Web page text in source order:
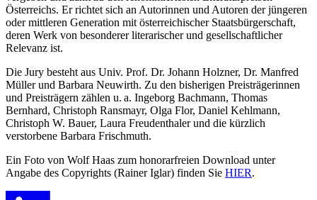
Österreichs. Er richtet sich an Autorinnen und Autoren der jüngeren
oder mittleren Generation mit österreichischer Staatsbürgerschaft,
deren Werk von besonderer literarischer und gesellschaftlicher
Relevanz ist.
Die Jury besteht aus Univ. Prof. Dr. Johann Holzner, Dr. Manfred
Müller und Barbara Neuwirth. Zu den bisherigen Preisträgerinnen
und Preisträgern zählen u. a. Ingeborg Bachmann, Thomas
Bernhard, Christoph Ransmayr, Olga Flor, Daniel Kehlmann,
Christoph W. Bauer, Laura Freudenthaler und die kürzlich
verstorbene Barbara Frischmuth.
Ein Foto von Wolf Haas zum honorarfreien Download unter
Angabe des Copyrights (Rainer Iglar) finden Sie HIER.